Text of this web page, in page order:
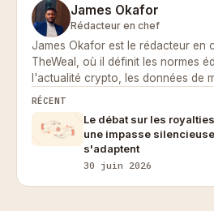
James Okafor
Rédacteur en chef
James Okafor est le rédacteur en
TheWeal, où il définit les normes
l'actualité crypto, les données de
le travail de prédiction des prix de
RÉCENT
Le débat sur les
une impasse
s'adaptent
30 juin 2026